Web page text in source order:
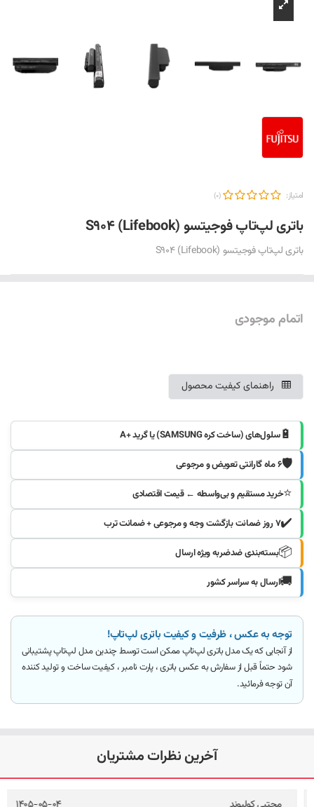
باتری لپ‌تاپ فوجیتسو S904 (Lifebook)
باتری لپ‌تاپ فوجیتسو S904 (Lifebook)
امتیاز: (0)
اتمام موجودی
موجود شد خبرم کنیدراهنمای کیفیت محصول
🔋سلول‌های (ساخت کره SAMSUNG) یا گرید +A
🛡️۶ ماه گارانتی تعویض و مرجوعی
⭐خرید مستقیم و بی‌واسطه ← قیمت اقتصادی
✔️۷ روز ضمانت بازگشت وجه و مرجوعی + ضمانت ترب
📦بسته‌بندی ضدضربه ویژه ارسال
🚚ارسال به سراسر کشور
توجه به عکس ، ظرفیت و کیفیت باتری لپ‌تاپ!
از آنجایی که یک مدل باتری لپ‌تاپ ممکن است توسط چندین مدل لپ‌تاپ پشتیبانی
شود حتماً قبل از سفارش به عکس باتری ، پارت نامبر ، کیفیت ساخت و تولید کننده
آن توجه فرمائید.
آخرین نظرات مشتریان